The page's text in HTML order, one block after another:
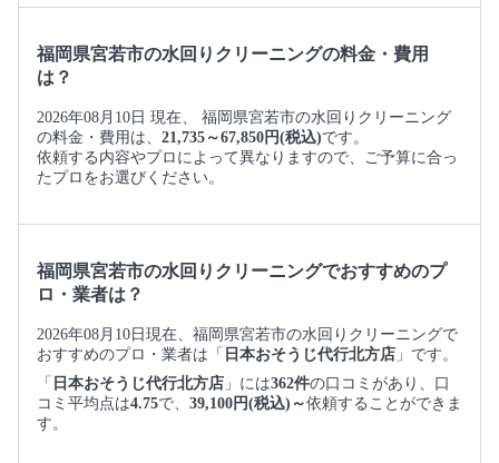
福岡県宮若市の水回りクリーニングの料金・費用
は？
2026年08月10日 現在、 福岡県宮若市の水回りクリーニング
の料金・費用は、 21,735～67,850円(税込)です。
依頼する内容やプロによって異なりますので、ご予算に合っ
たプロをお選びください。
福岡県宮若市の水回りクリーニングでおすすめのプ
ロ・業者は？
2026年08月10日現在、福岡県宮若市の水回りクリーニングで
おすすめのプロ・業者は「 日本おそうじ代行北方店 」です。
「 日本おそうじ代行北方店 」には362件の口コミがあり、口
コミ平均点は4.75で、 39,100円(税込)～依頼することができま
す。